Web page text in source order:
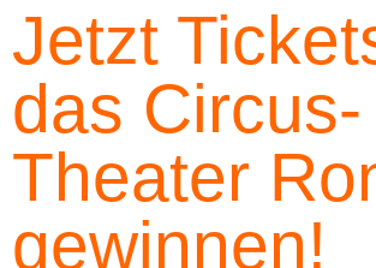
Jetzt
das Circus-
Theater
gewinnen!